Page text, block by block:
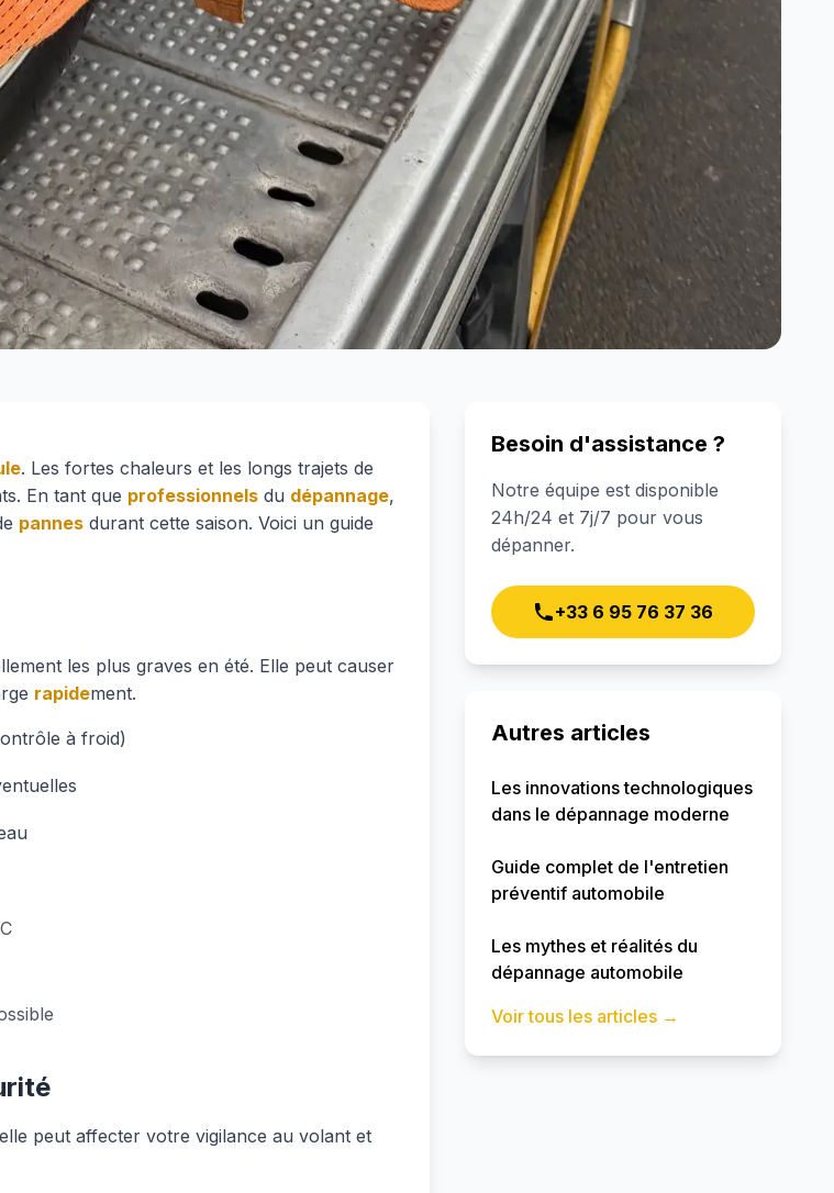
. Les fortes chaleurs et les longs trajets de
En tant que professionnels du dépannage,
pannes durant cette saison. Voici un guide
les plus graves en été. Elle peut causer
rapidement.
à froid)
peut affecter votre vigilance au volant et
Besoin d'assistance ?
Notre équipe est disponible
24h/24 et 7j/7 pour vous
dépanner.
+33 6 95 76 37 36
Autres articles
Les innovations technologiques
dans le dépannage moderne
Guide complet de l'entretien
préventif automobile
Les mythes et réalités du
dépannage automobile
Voir tous les articles →